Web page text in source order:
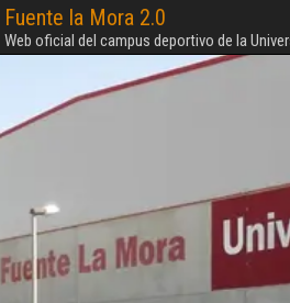
Fuente la Mora 2.0
Web oficial del campus deportivo de la